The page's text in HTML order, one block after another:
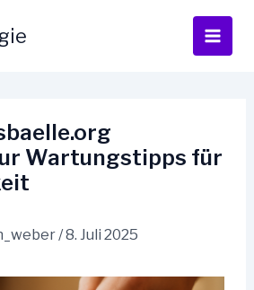
Wartungstipps für
/8. Juli 2025